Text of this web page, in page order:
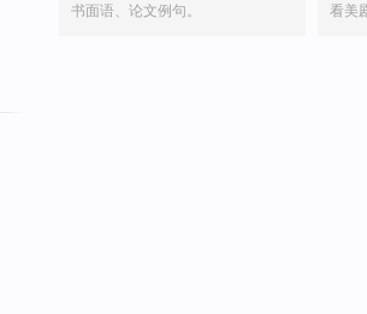
书面语、论文例句。
看美